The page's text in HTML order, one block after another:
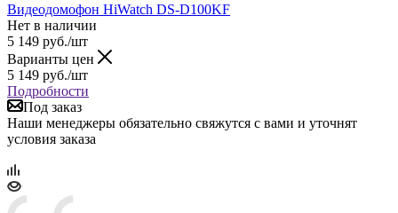
Видеодомофон HiWatch DS-D100KF
Нет в наличии
5 149 руб./шт
Варианты цен
5 149 руб./шт
Подробности
Под заказ
Наши менеджеры обязательно свяжутся с вами и уточнят
условия заказа